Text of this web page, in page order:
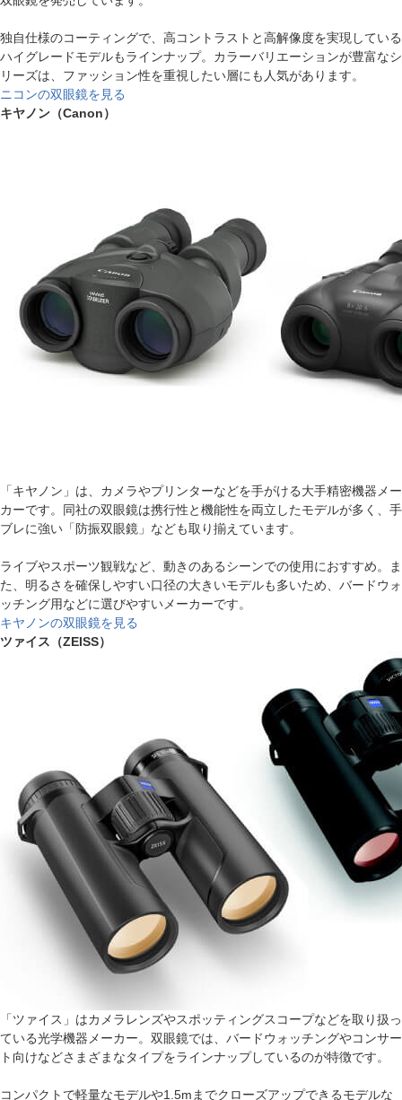
独自仕様のコーティングで、高コントラストと高解像度を実現している
ハイグレードモデルもラインナップ。カラーバリエーションが豊富なシ
リーズは、ファッション性を重視したい層にも人気があります。
ニコンの双眼鏡を見る
キヤノン（Canon）
「キヤノン」は、カメラやプリンターなどを手がける大手精密機器メー
カーです。同社の双眼鏡は携行性と機能性を両立したモデルが多く、手
ブレに強い「防振双眼鏡」なども取り揃えています。
ライブやスポーツ観戦など、動きのあるシーンでの使用におすすめ。ま
た、明るさを確保しやすい口径の大きいモデルも多いため、バードウォ
ッチング用などに選びやすいメーカーです。
キヤノンの双眼鏡を見る
ツァイス（ZEISS）
「ツァイス」はカメラレンズやスポッティングスコープなどを取り扱っ
ている光学機器メーカー。双眼鏡では、バードウォッチングやコンサー
ト向けなどさまざまなタイプをラインナップしているのが特徴です。
コンパクトで軽量なモデルや1.5mまでクローズアップできるモデルな